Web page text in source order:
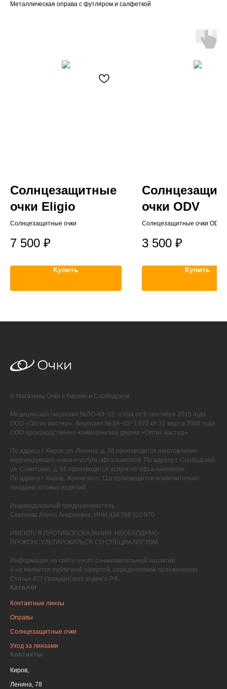
Металлическая оправа с футляром и салфеткой
Солнцезащитные
очки Eligio
Солнцезащитные очки
7 500 ₽
Купить
очки ODV
Солнцезащитные очки ODV
3 500 ₽
Купить
© Магазины Очки в Кирове и Слободском
Медицинская лицензия №ЛО-43−01−2 094 от 9 сентября 2015 года
ООО «Оптик мастер». Лицензия № 99−03−1 072 от 31 марта 2008 года
ООО производственно-коммерческая фирма «Оптик мастер»
По адресу г. Киров, ул. Ленина, д. 78 производится изготовление
корригирующих очков и услуги офтальмолога. По адресу г. Слободской,
ул. Советская, д. 66 производятся услуги по офтальмологии.
По адресу г. Киров, Жуковского, 11а производится исключительно
продажа готовых изделий.
Индивидуальный предприниматель
Сергеева Алина Андреевна, ИНН 434 588 320 970
ИМЕЮТСЯ ПРОТИВОПОКАЗАНИЯ. НЕОБХОДИМО
ПРОКОНСУЛЬТИРОВАТЬСЯ СО СПЕЦИАЛИСТОМ
Информация на сайте носит ознакомительный характер
и не является публичной офертой, определяемой положениями
Статьи 437 Гражданского кодекса РФ.
Каталог
Контактные линзы
Оправы
Солнцезащитные очки
Уход за линзами
Контакты
Киров,
Ленина, 78